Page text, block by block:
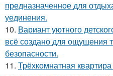
предназначенное для
уединения.
10. Вариант уютного
всё создано для ощущения
безопасности.
11. Трёхкомнатная